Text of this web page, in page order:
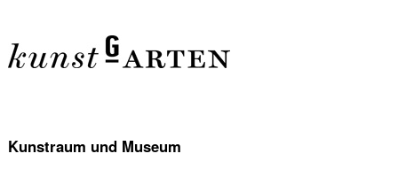
Kunstraum und Museum